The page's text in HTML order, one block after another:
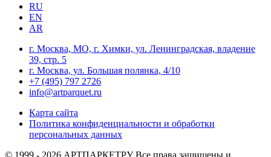
RU
EN
AR
г. Москва, МО, г. Химки, ул. Ленинградская, владение
39, стр. 5
г. Москва, ул. Большая полянка, 4/10
+7 (495) 797 2726
info@artparquet.ru
Карта сайта
Политика конфиденциальности и обработки
персональных данных
© 1999 - 2026 АРТПАРКЕТРУ Все права защищены и